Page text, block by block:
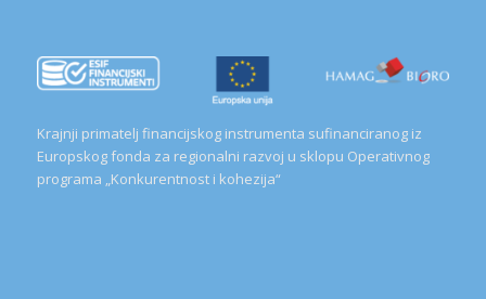
Krajnji primatelj financijskog instrumenta sufinanciranog iz
Europskog fonda za regionalni razvoj u sklopu Operativnog
programa „Konkurentnost i kohezija“